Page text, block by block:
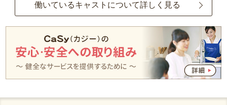
働いているキャストについて詳しく見る